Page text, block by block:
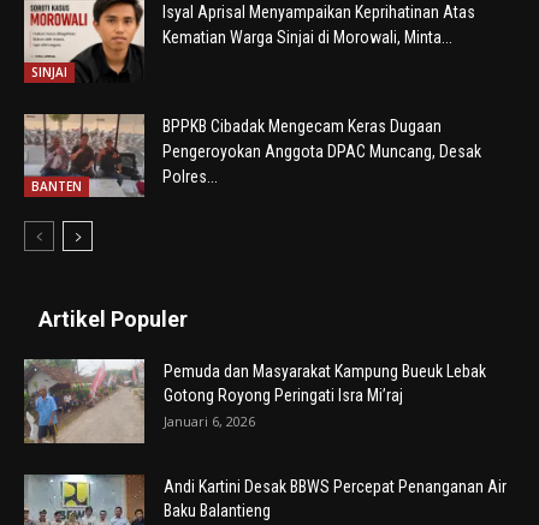
SINJAI
Isyal Aprisal Menyampaikan Keprihatinan Atas
Kematian Warga Sinjai di Morowali, Minta...
BANTEN
BPPKB Cibadak Mengecam Keras Dugaan
Pengeroyokan Anggota DPAC Muncang, Desak
Polres...
Artikel Populer
Pemuda dan Masyarakat Kampung Bueuk Lebak
Gotong Royong Peringati Isra Mi’raj
Januari 6, 2026
Andi Kartini Desak BBWS Percepat Penanganan Air
Baku Balantieng